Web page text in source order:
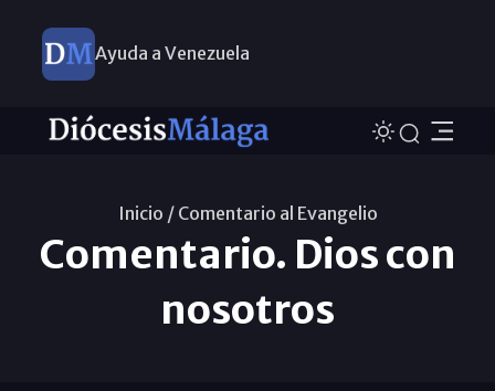
Ayuda a Venezuela
Inicio / Comentario al Evangelio
Comentario. Dios con
nosotros